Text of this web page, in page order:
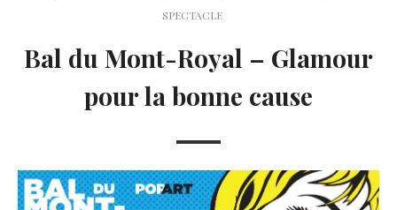
SPECTACLE
Bal du Mont-Royal – Glamour
pour la bonne cause